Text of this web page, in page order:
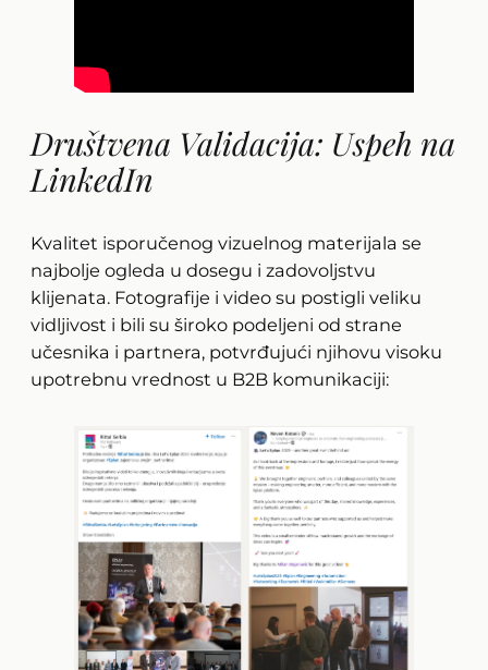
Društvena Validacija: Uspeh na
LinkedIn
Kvalitet isporučenog vizuelnog materijala se
najbolje ogleda u dosegu i zadovoljstvu
klijenata. Fotografije i video su postigli veliku
vidljivost i bili su široko podeljeni od strane
učesnika i partnera, potvrđujući njihovu visoku
upotrebnu vrednost u B2B komunikaciji: